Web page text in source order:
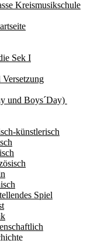
Kreismusikschule
Sek I
Versetzung
und Boys´Day)
künstlerisch
Spiel